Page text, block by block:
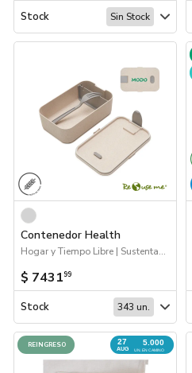
Stock Sin Stock
Contenedor Health
Hogar y Tiempo Libre | Sustentables | 2026 Día de la Niñez
$ 743199
Stock 343 un.
27
AUG
5.000
UN. EN CAMINO
REINGRESO